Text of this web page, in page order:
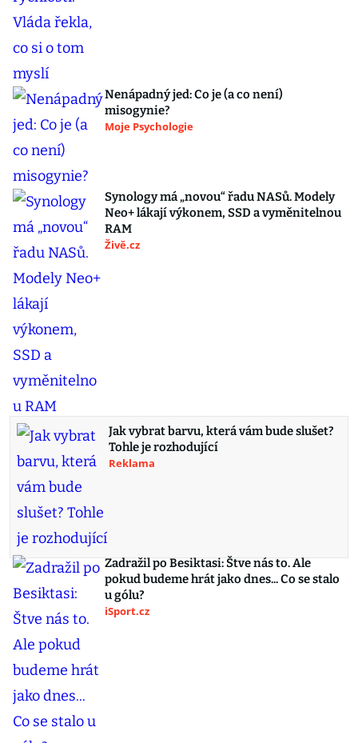
Nenápadný jed: Co je (a co není)
misogynie?
Moje Psychologie
Synology má „novou“ řadu NASů. Modely
Neo+ lákají výkonem, SSD a vyměnitelnou
RAM
Živě.cz
Jak vybrat barvu, která vám bude slušet?
Tohle je rozhodující
Reklama
Zadražil po Besiktasi: Štve nás to. Ale
pokud budeme hrát jako dnes... Co se stalo
u gólu?
iSport.cz